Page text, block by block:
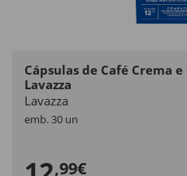
Cápsulas de Café Crema
Lavazza
Lavazza
emb. 30 un
,99€